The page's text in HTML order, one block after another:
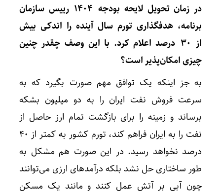
در زمان تحویل لایحه بودجه ۱۴۰۴ رییس سازمان
برنامه، هدفگذاری تورم سال آینده را اندکی بیش
از ۳۰ درصد اعلام کرد. با این وصف چقدر چنین
چیزی امکان‌پذیر است؟
به جز اینکه یک توافق مهم صورت بگیرد که به
سرعت فروش نفت ایران را به دو میلیون بشکه
برساند و زمینه را برای بازگشت تمام ارز حاصل از
نفت را به ایران فراهم کند، تورم کشور به کمتر از ۴۰
درصد نخواهد رسید. در این صورت هم مشکل به
طور ساختاری حل نشد بلکه درآمدهای ارزی می‌توانند
چون آبی بر آتش عمل کنند و مانند یک مسکن